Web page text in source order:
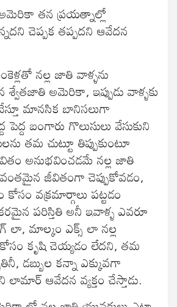
తన ప్రయత్నాల్లో
చెప్పక తప్పదని ఆవేదన
నల్ల జాతి వాళ్ళను
అమెరికా, ఇప్పుడు వాళ్ళకు
మానసిక బానిసలుగా
పెద్ద బంగారు గొలుసులు వేసుకుని
తమ చుట్టూ తిప్పుకుంటూ
అనుభవించడమే నల్ల జాతి
జీవితంగా చెప్పుకోవడం,
వక్రమార్గాలు పట్టడం
పరిస్తితి అనీ ఇవాళ్ళ ఎవరూ
లా, మాల్కం ఎక్స్ లా నల్ల
కృషి చెయ్యడం లేదని, తమ
డబ్బుల కన్నా ఎక్కువగా
లామార్ ఆవేదన వ్యక్తం చేస్తాడు.